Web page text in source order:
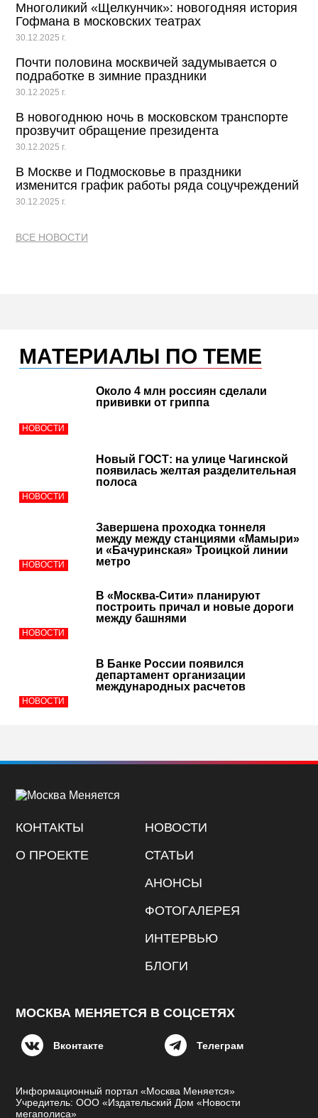
Многоликий «Щелкунчик»: новогодняя история
Гофмана в московских театрах
30.12.2025 г.
Почти половина москвичей задумывается о
подработке в зимние праздники
30.12.2025 г.
В новогоднюю ночь в московском транспорте
прозвучит обращение президента
30.12.2025 г.
В Москве и Подмосковье в праздники
изменится график работы ряда соцучреждений
30.12.2025 г.
ВСЕ НОВОСТИ
МАТЕРИАЛЫ ПО ТЕМЕ
НОВОСТИ
Около 4 млн россиян сделали
прививки от гриппа
НОВОСТИ
Новый ГОСТ: на улице Чагинской
появилась желтая разделительная
полоса
НОВОСТИ
Завершена проходка тоннеля
между между станциями «Мамыри»
и «Бачуринская» Троицкой линии
метро
НОВОСТИ
В «Москва-Сити» планируют
построить причал и новые дороги
между башнями
НОВОСТИ
В Банке России появился
департамент организации
международных расчетов
КОНТАКТЫ
О ПРОЕКТЕ
НОВОСТИ
СТАТЬИ
АНОНСЫ
ФОТОГАЛЕРЕЯ
ИНТЕРВЬЮ
БЛОГИ
МОСКВА МЕНЯЕТСЯ В СОЦСЕТЯХ
Вконтакте Телеграм
Информационный портал «Москва Меняется»
Учредитель: ООО «Издательский Дом «Новости
мегаполиса»